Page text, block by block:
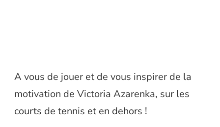
A vous de jouer et de vous inspirer de la
motivation de Victoria Azarenka, sur les
courts de tennis et en dehors !